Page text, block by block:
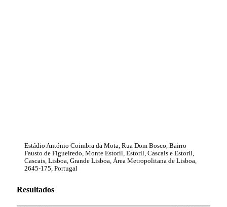
Estádio António Coimbra da Mota, Rua Dom Bosco, Bairro
Fausto de Figueiredo, Monte Estoril, Estoril, Cascais e Estoril,
Cascais, Lisboa, Grande Lisboa, Área Metropolitana de Lisboa,
2645-175, Portugal
Resultados